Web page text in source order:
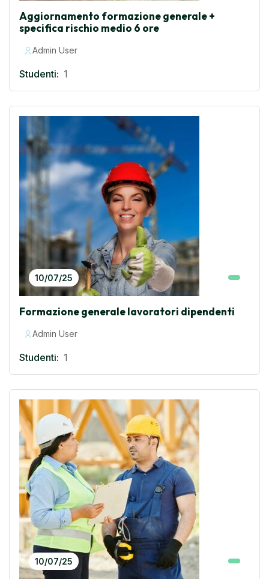
Aggiornamento formazione generale +
specifica rischio medio 6 ore
Admin User
Studenti: 1
10/07/25
Formazione generale lavoratori dipendenti
Admin User
Studenti: 1
10/07/25